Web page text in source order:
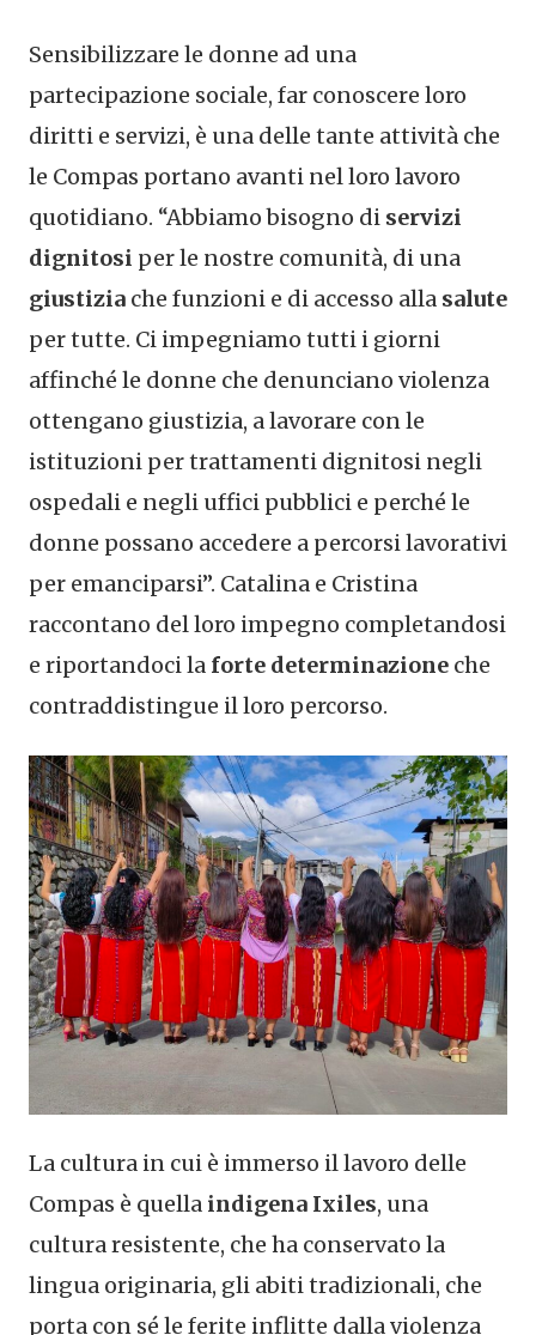
Sensibilizzare le donne ad una
partecipazione sociale, far conoscere loro
diritti e servizi, è una delle tante attività che
le Compas portano avanti nel loro lavoro
quotidiano. “Abbiamo bisogno di servizi
dignitosi per le nostre comunità, di una
giustizia che funzioni e di accesso alla salute
per tutte. Ci impegniamo tutti i giorni
affinché le donne che denunciano violenza
ottengano giustizia, a lavorare con le
istituzioni per trattamenti dignitosi negli
ospedali e negli uffici pubblici e perché le
donne possano accedere a percorsi lavorativi
per emanciparsi”. Catalina e Cristina
raccontano del loro impegno completandosi
e riportandoci la forte determinazione che
contraddistingue il loro percorso.
La cultura in cui è immerso il lavoro delle
Compas è quella indigena Ixiles, una
cultura resistente, che ha conservato la
lingua originaria, gli abiti tradizionali, che
porta con sé le ferite inflitte dalla violenza